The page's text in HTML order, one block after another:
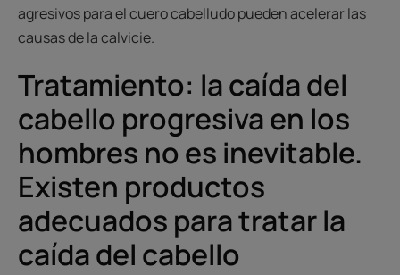
agresivos para el cuero cabelludo pueden acelerar las
causas de la calvicie.
Tratamiento: la caída del
cabello progresiva en los
hombres no es inevitable.
Existen productos
adecuados para tratar la
caída del cabello